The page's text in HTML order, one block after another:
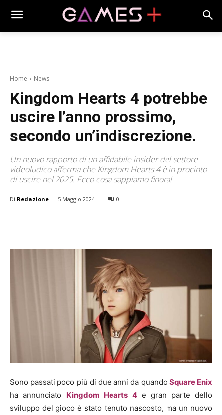
Home News
Kingdom Hearts 4 potrebbe
uscire l’anno prossimo,
secondo un’indiscrezione.
Un nuovo rapporto di un affidabile insider del settore
videoludico afferma che Kingdom Hearts 4 è in procinto
di uscire nel 2025. Ecco cosa sappiamo finora!
Di Redazione - 5 Maggio 2024 0
Sono passati poco più di due anni da quando Square Enix
ha annunciato Kingdom Hearts 4e gran parte dello
sviluppo del gioco è stato tenuto nascosto, ma un nuovo